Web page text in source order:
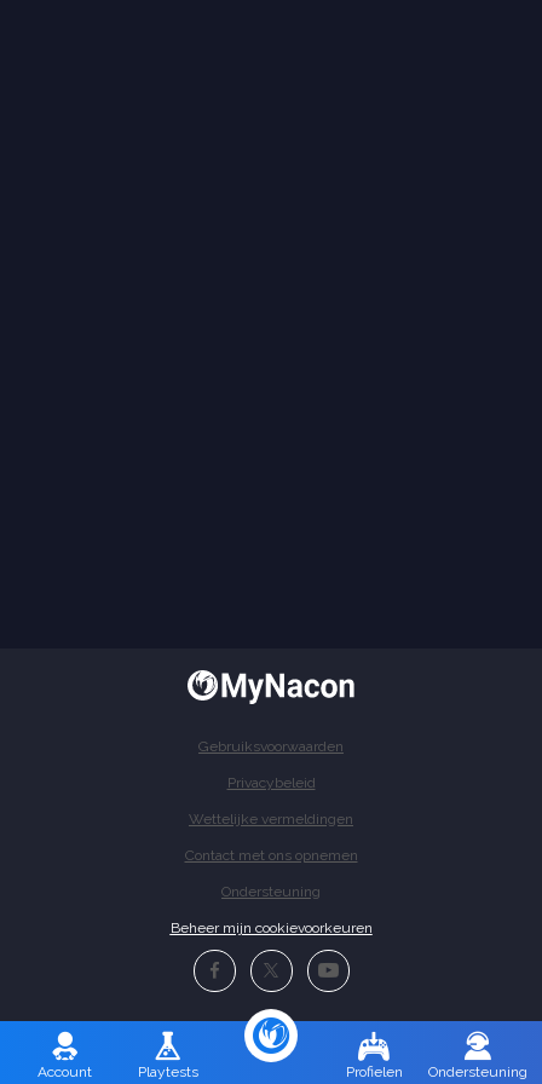
Account Playtests Profielen Ondersteuning
Gebruiksvoorwaarden
Privacybeleid
Wettelijke vermeldingen
Contact met ons opnemen
Ondersteuning
Beheer mijn cookievoorkeuren